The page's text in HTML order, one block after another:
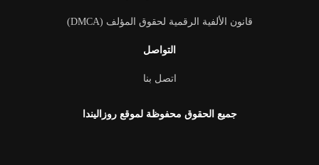
قانون الألفية الرقمية لحقوق المؤلف (DMCA)
التواصل
اتصل بنا
جميع الحقوق محفوظة لموقع روزاليندا